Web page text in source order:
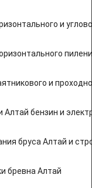
и
и
бензин и
бруса Алтай и
бревна Алтай